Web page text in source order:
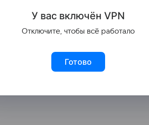
Многие дерматологи считают
преждевременного
декольте.
У вас включён VPN
Отключите, чтобы всё работало
Готово